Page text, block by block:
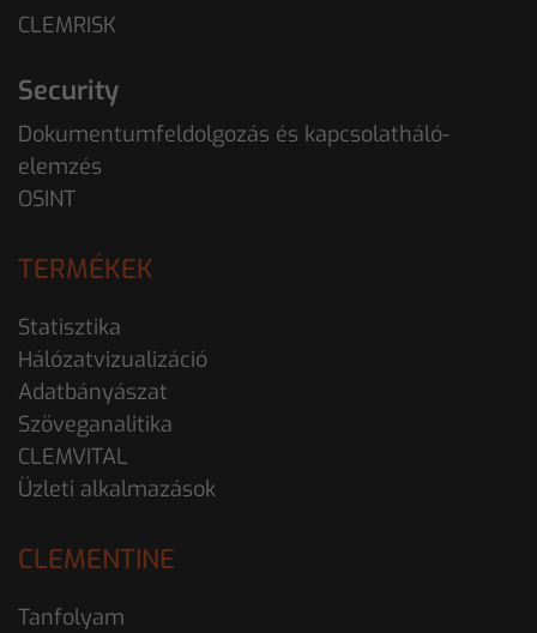
CLEMRISK
Security
Dokumentumfeldolgozás és kapcsolatháló-
elemzés
OSINT
TERMÉKEK
Statisztika
Hálózatvizualizáció
Adatbányászat
Szöveganalitika
CLEMVITAL
Üzleti alkalmazások
CLEMENTINE
Tanfolyam